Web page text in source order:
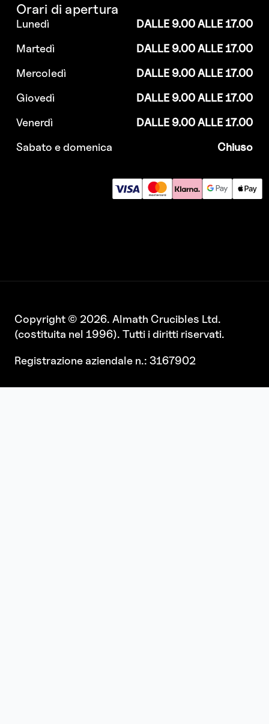
Orari di apertura
Lunedì
DALLE 9.00 ALLE 17.00
Martedì
DALLE 9.00 ALLE 17.00
Mercoledì
DALLE 9.00 ALLE 17.00
Giovedì
DALLE 9.00 ALLE 17.00
Venerdì
DALLE 9.00 ALLE 17.00
Sabato e domenica
Chiuso
Copyright © 2026. Almath Crucibles Ltd.
(costituita nel 1996). Tutti i diritti riservati.
Registrazione aziendale n.: 3167902